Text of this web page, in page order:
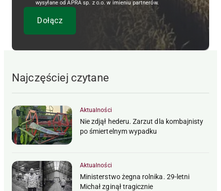
wysyłane od APRA sp. z o.o. w imieniu partnerów.
Najczęściej czytane
Aktualności
Nie zdjął hederu. Zarzut dla kombajnisty
po śmiertelnym wypadku
Aktualności
Ministerstwo żegna rolnika. 29-letni
Michał zginął tragicznie